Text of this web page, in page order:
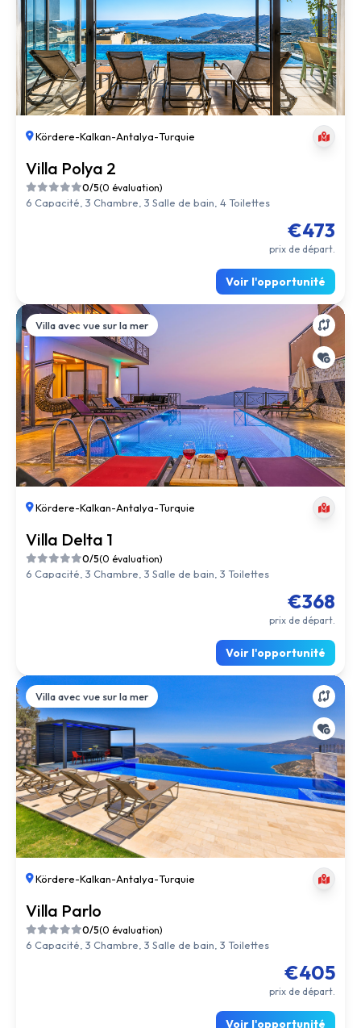
Kördere-Kalkan-Antalya-Turquie
Villa Polya 2
0/5(0 évaluation)
6 Capacité, 3 Chambre, 3 Salle de bain, 4 Toilettes
€473
prix de départ.
Voir l'opportunité
Villa avec vue sur la mer
Kördere-Kalkan-Antalya-Turquie
Villa Delta 1
0/5(0 évaluation)
6 Capacité, 3 Chambre, 3 Salle de bain, 3 Toilettes
€368
prix de départ.
Voir l'opportunité
Villa avec vue sur la mer
Kördere-Kalkan-Antalya-Turquie
Villa Parlo
0/5(0 évaluation)
6 Capacité, 3 Chambre, 3 Salle de bain, 3 Toilettes
€405
prix de départ.
Voir l'opportunité